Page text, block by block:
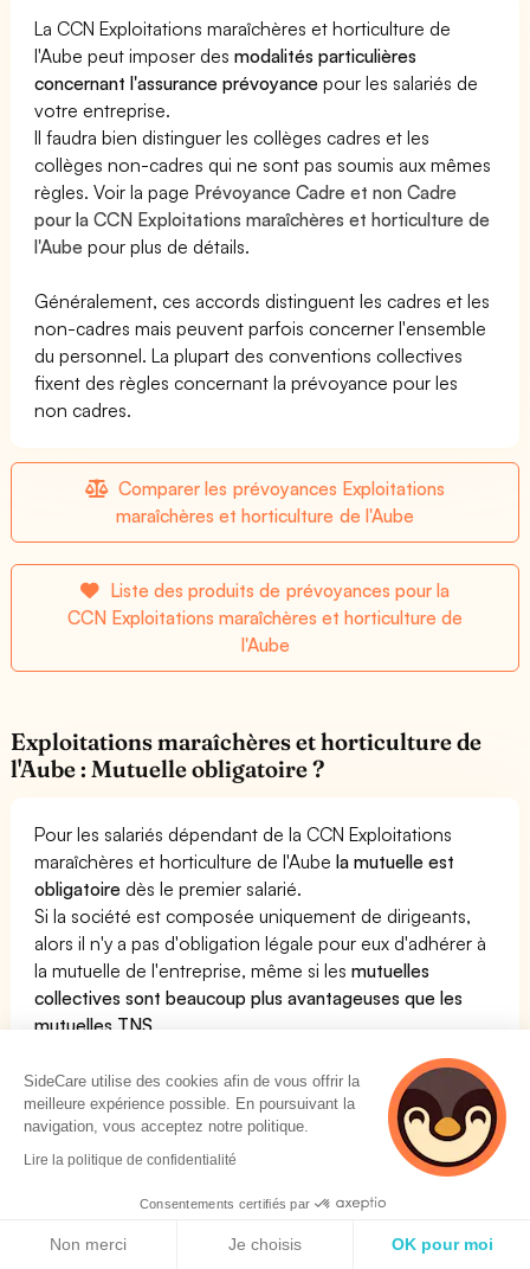
La CCN Exploitations maraîchères et horticulture de
l'Aube peut imposer desmodalités particulières
concernant l'assurance prévoyance pour les salariés de
votre entreprise.
Il faudra bien distinguer les collèges cadres et les
collèges non-cadres qui ne sont pas soumis aux mêmes
règles. Voir la page Prévoyance Cadre et non Cadre
pour la CCN Exploitations maraîchères et horticulture de
l'Aube pour plus de détails.
Généralement, ces accords distinguent les cadres et les
non-cadres mais peuvent parfois concerner l'ensemble
du personnel. La plupart des conventions collectives
fixent des règles concernant la prévoyance pour les
non cadres.
Comparer les prévoyances Exploitations
maraîchères et horticulture de l'Aube
Liste des produits de prévoyances pour la
CCN Exploitations maraîchères et horticulture de
l'Aube
Exploitations maraîchères et horticulture de
l'Aube : Mutuelle obligatoire ?
Pour les salariés dépendant de la CCN Exploitations
maraîchères et horticulture de l'Aubela mutuelle est
obligatoire dès le premier salarié.
Si la société est composée uniquement de dirigeants,
alors il n'y a pas d'obligation légale pour eux d'adhérer à
la mutuelle de l'entreprise, même si lesmutuelles
collectives sont beaucoup plus avantageuses que les
mutuelles TNS
dépendant de la convention collective Exploitations
maraîchères et horticulture de l'Aube doit souscrire à
une complémentaire santé pour son personnel. Cette
mutuelle doit respecter des critères bien particuliers
Voir notre page dédiée à la mutuelle pour la CCN
Exploitations maraîchères et horticulture de l'Aube
SideCare utilise des cookies afin de vous offrir la
meilleure expérience possible. En poursuivant la
navigation, vous acceptez notre politique.
Lire la politique de confidentialité
Consentements certifiés par
Non merci Je choisis OK pour moi